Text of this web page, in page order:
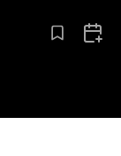
Aus den